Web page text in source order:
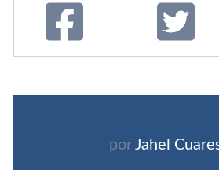
por Jahel